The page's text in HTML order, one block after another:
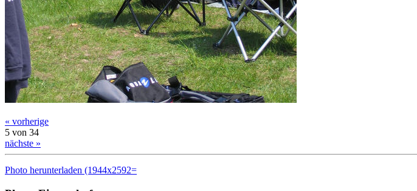
« vorherige
5 von 34
nächste »
Photo herunterladen (1944x2592=